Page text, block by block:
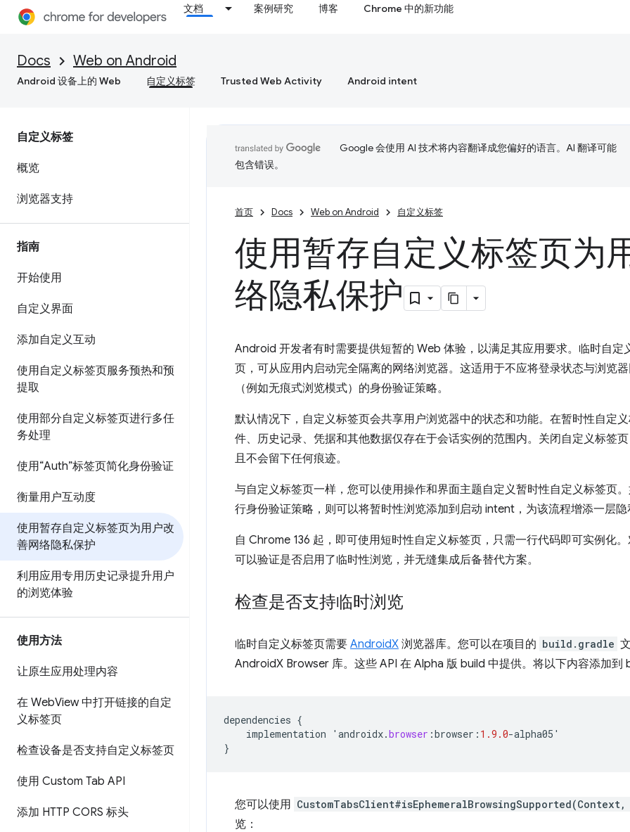
文档 案例研究 博客 Chrome 中的新功能
Docs Web on Android
Android 设备上的 Web 自定义标签 Trusted Web Activity Android intent
自定义标签
概览
浏览器支持
指南
开始使用
自定义界面
添加自定义互动
使用自定义标签页服务预热和预
提取
使用部分自定义标签页进行多任
务处理
使用“Auth”标签页简化身份验证
衡量用户互动度
使用暂存自定义标签页为用户改
善网络隐私保护
利用应用专用历史记录提升用户
的浏览体验
使用方法
让原生应用处理内容
在 WebView 中打开链接的自定
义标签页
检查设备是否支持自定义标签页
使用 Custom Tab API
添加 HTTP CORS 标头
Google 会使用 AI 技术将内容翻译成您偏好的语言。AI 翻译可能
包含错误。
首页 Docs Web on Android 自定义标签
使用暂存自定义标签页为
络隐私保护
Android 开发者有时需要提供短暂的 Web 体验，以满足其应用要求。临时自定
页，可从应用内启动完全隔离的网络浏览器。这适用于不应将登录状态与浏览
（例如无痕式浏览模式）的身份验证策略。
默认情况下，自定义标签页会共享用户浏览器中的状态和功能。在暂时性自定
件、历史记录、凭据和其他数据仅存在于会话实例的范围内。关闭自定义标签
且不会留下任何痕迹。
与自定义标签页一样，您可以使用操作和界面主题自定义暂时性自定义标签页
行身份验证策略，则可以将暂时性浏览添加到启动 intent，为该流程增添一层
自 Chrome 136 起，即可使用短时性自定义标签页，只需一行代码即可实例化
可以验证是否启用了临时性浏览，并无缝集成后备替代方案。
检查是否支持临时浏览
临时自定义标签页需要 AndroidX 浏览器库。您可以在项目的 build.gradle
AndroidX Browser 库。这些 API 在 Alpha 版 build 中提供。将以下内容添加到
dependencies {
implementation
' androidx.browser :browser : 1.9.0-alpha05 '
}
您可以使用
览：